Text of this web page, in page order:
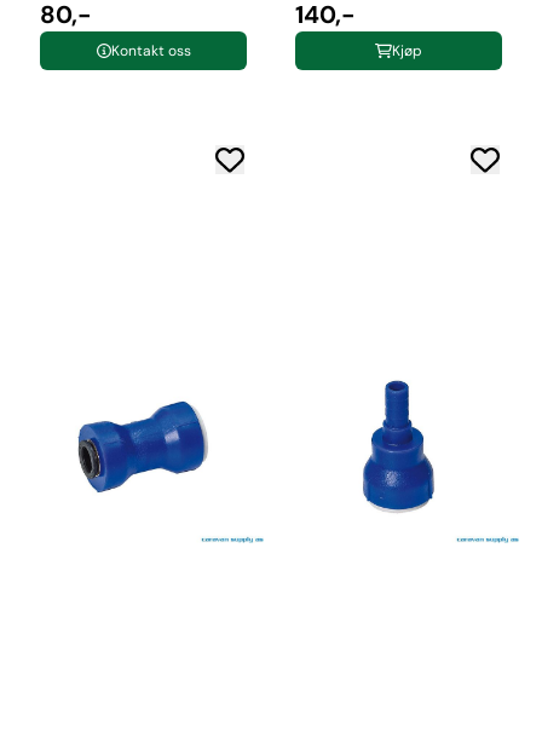
slange
80,-
Kontakt oss
mutter
140,-
Kjøp